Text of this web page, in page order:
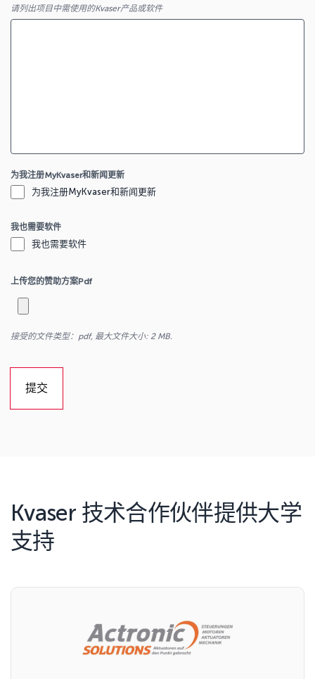
请列出项目中需使用的Kvaser产品或软件
为我注册MyKvaser和新闻更新
为我注册MyKvaser和新闻更新
我也需要软件
我也需要软件
上传您的赞助方案pdf
接受的文件类型：pdf, 最大文件大小: 2 MB.
Kvaser 技术合作伙伴提供大学
支持